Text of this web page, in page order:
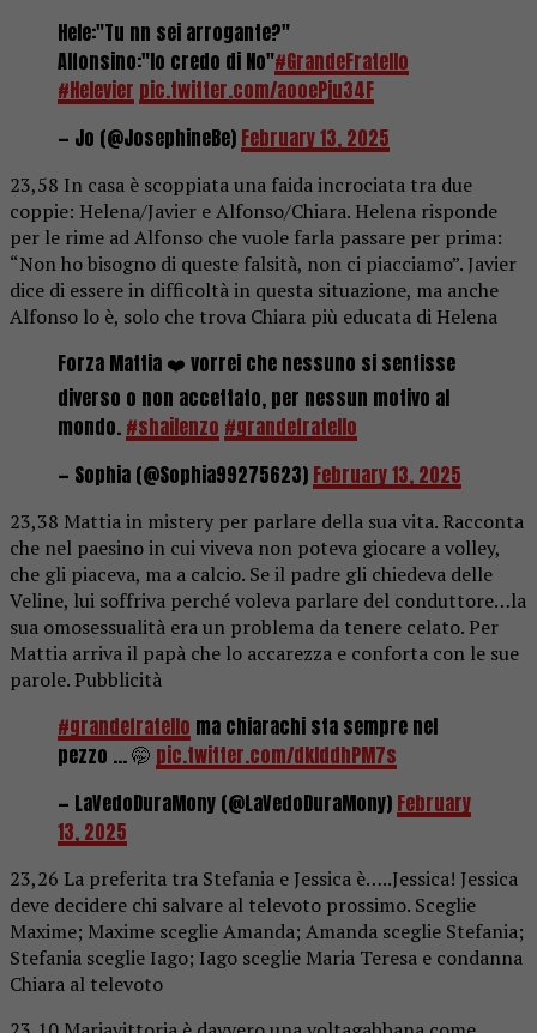
Hele:"Tu nn sei arrogante?"
Alfonsino:"Io credo di No"#GrandeFratello
#Helevier pic.twitter.com/aooePju34F
— Jo (@JosephineBe) February 13, 2025
23,58 In casa è scoppiata una faida incrociata tra due
coppie: Helena/Javier e Alfonso/Chiara. Helena risponde
per le rime ad Alfonso che vuole farla passare per prima:
“Non ho bisogno di queste falsità, non ci piacciamo”. Javier
dice di essere in difficoltà in questa situazione, ma anche
Alfonso lo è, solo che trova Chiara più educata di Helena
Forza Mattia ❤️ vorrei che nessuno si sentisse
diverso o non accettato, per nessun motivo al
mondo. #shailenzo #grandefratello
— Sophia (@Sophia99275623) February 13, 2025
23,38 Mattia in mistery per parlare della sua vita. Racconta
che nel paesino in cui viveva non poteva giocare a volley,
che gli piaceva, ma a calcio. Se il padre gli chiedeva delle
Veline, lui soffriva perché voleva parlare del conduttore…la
sua omosessualità era un problema da tenere celato. Per
Mattia arriva il papà che lo accarezza e conforta con le sue
parole. Pubblicità
#grandefratello ma chiarachi sta sempre nel
pezzo … 🤭 pic.twitter.com/dklddhPM7s
— LaVedoDuraMony (@LaVedoDuraMony) February
13, 2025
23,26 La preferita tra Stefania e Jessica è…..Jessica! Jessica
deve decidere chi salvare al televoto prossimo. Sceglie
Maxime; Maxime sceglie Amanda; Amanda sceglie Stefania;
Stefania sceglie Iago; Iago sceglie Maria Teresa e condanna
Chiara al televoto